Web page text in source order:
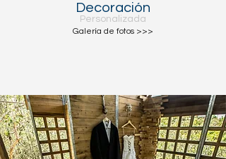
Decoración
Personalizada
Galería de fotos >>>